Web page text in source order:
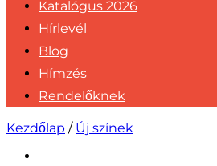
Katalógus 2026
Hírlevél
Blog
Hímzés
Rendelőknek
Kezdőlap / Új színek